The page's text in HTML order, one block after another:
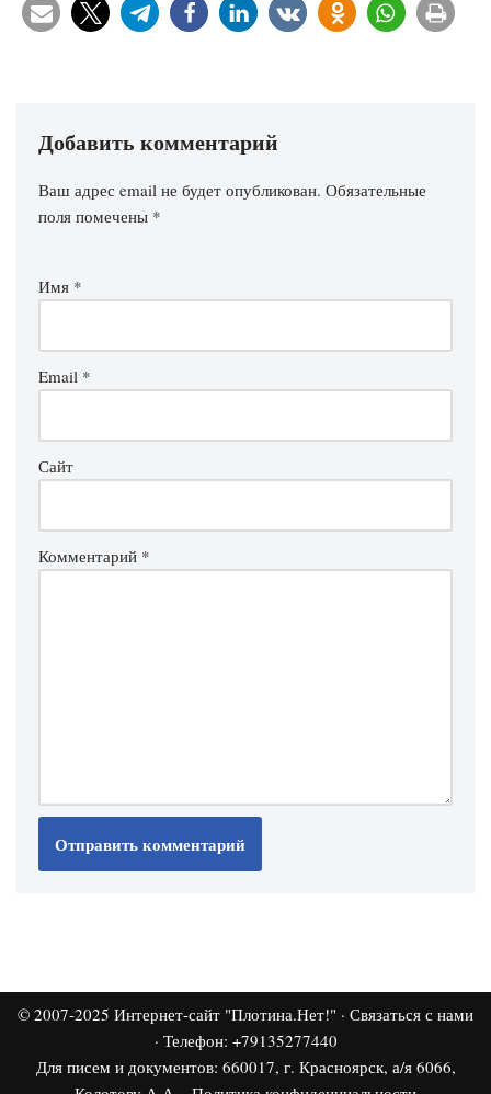
Добавить комментарий
Ваш адрес email не будет опубликован. Обязательные
поля помечены *
Имя *
Email *
Сайт
Комментарий *
© 2007-2025 Интернет-сайт "Плотина.Нет!" · Связаться с нами
· Телефон: +79135277440
Для писем и документов: 660017, г. Красноярск, а/я 6066,